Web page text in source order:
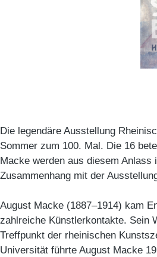
Die legendäre Ausstellung
Sommer zum 100. Mal. Die 16
Macke werden aus diesem
Zusammenhang mit der
August Macke (1887–1914) kam
zahlreiche Künstlerkontakte. Sein
Treffpunkt der rheinischen
Universität führte August Macke